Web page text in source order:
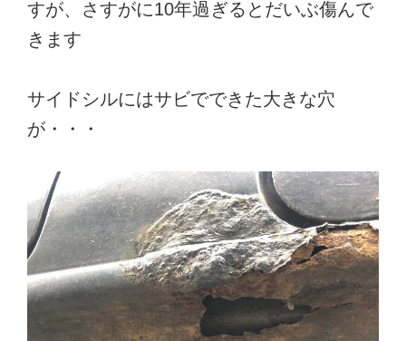
すが、さすがに10年過ぎるとだいぶ傷んで
きます
サイドシルにはサビでできた大きな穴
が・・・